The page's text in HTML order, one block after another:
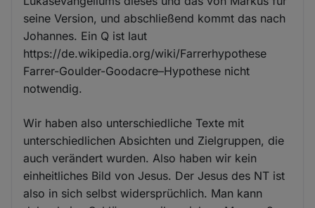
seine Version, und abschließend kommt das nach
Johannes. Ein Q ist laut
https://de.wikipedia.org/wiki/Farrerhypothese
Farrer-Goulder-Goodacre–Hypothese nicht
notwendig.
Wir haben also unterschiedliche Texte mit
unterschiedlichen Absichten und Zielgruppen, die
auch verändert wurden. Also haben wir kein
einheitliches Bild von Jesus. Der Jesus des NT ist
also in sich selbst widersprüchlich. Man kann